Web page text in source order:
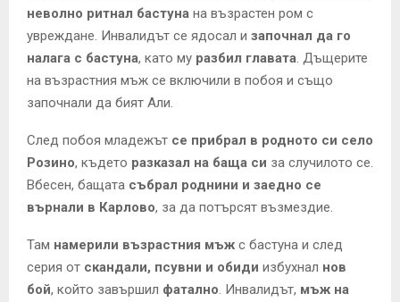
неволно ритнал бастуна на възрастен ром с
увреждане. Инвалидът се ядосал и започнал да го
налага с бастуна, като му разбил главата. Дъщерите
на възрастния мъж се включили в побоя и също
започнали да бият Али.
След побоя младежът се прибрал в родното си село
Розино, където разказал на баща си за случилото се.
Вбесен, бащата събрал роднини и заедно се
върнали в Карлово, за да потърсят възмездие.
Там намерили възрастния мъж с бастуна и след
серия от скандали, псувни и обиди избухнал нов
бой, който завършил фатално. Инвалидът, мъж на